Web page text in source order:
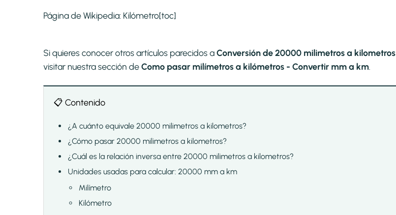
Página de Wikipedia: Kilómetro[toc]
Si quieres conocer otros artículos parecidos aConversión de 20000 milimetros a kilometros
visitar nuestra sección deComo pasar milímetros a kilómetros - Convertir mm a km.
📋 Contenido
¿A cuánto equivale 20000 milimetros a kilometros?
¿Cómo pasar 20000 milimetros a kilometros?
¿Cuál es la relación inversa entre 20000 milimetros a kilometros?
Unidades usadas para calcular: 20000 mm a km
Milímetro
Kilómetro